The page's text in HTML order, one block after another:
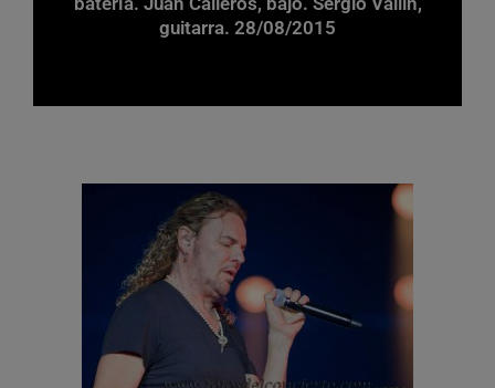
guitarra. 28/08/2015